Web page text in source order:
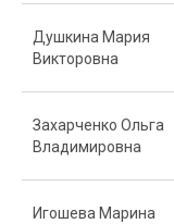
Душкина Мария
Викторовна
Захарченко Ольга
Владимировна
Игошева Марина